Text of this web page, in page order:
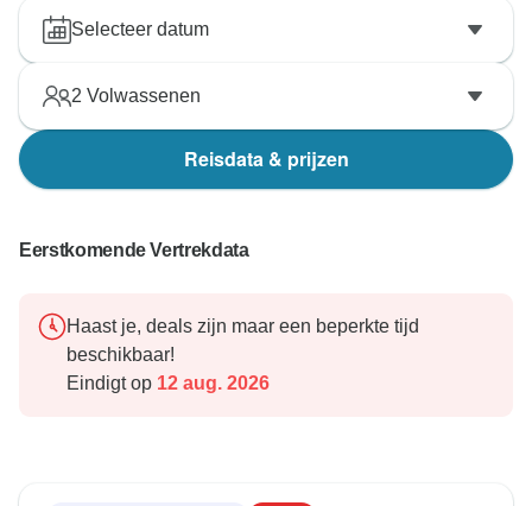
Selecteer datum
2 Volwassenen
Reisdata & prijzen
Eerstkomende Vertrekdata
Haast je, deals zijn maar een beperkte tijd
beschikbaar!
Eindigt op 12 aug. 2026